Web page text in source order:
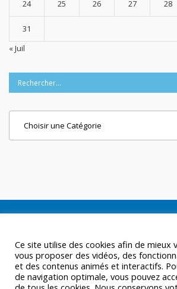
24 25 26 27 28
31
« Juil
Ce site utilise des cookies afin de mieux
vous proposer des vidéos, des
et des contenus animés et interactifs.
de navigation optimale, vous pouvez